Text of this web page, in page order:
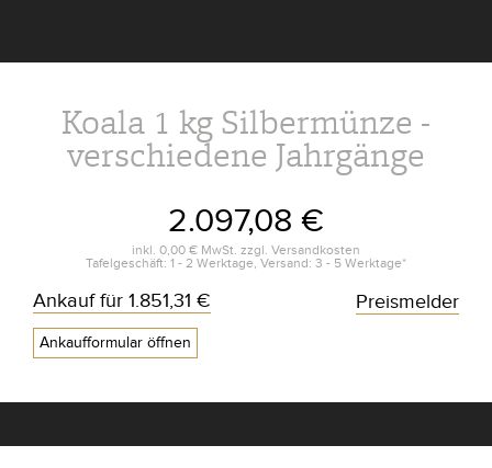
Koala 1 kg Silbermünze -
verschiedene Jahrgänge
2.097,08 €
inkl. 0,00 € MwSt. zzgl. Versandkosten
Tafelgeschäft: 1 - 2 Werktage, Versand: 3 - 5 Werktage*
Ankauf für 1.851,31 €
Ankaufformular öffnen
Preismelder